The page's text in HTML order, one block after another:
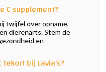
C supplement?
twijfel over opname,
dierenarts. Stem de
en
bij cavia’s?